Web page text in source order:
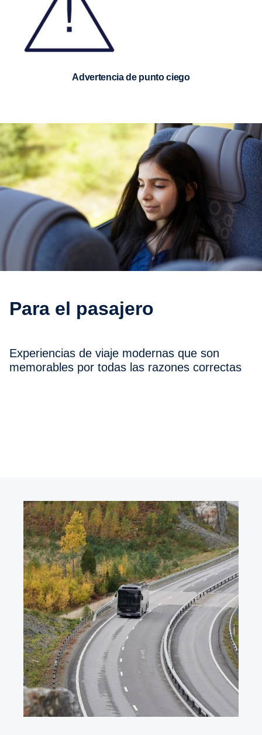
Advertencia de punto ciego
Para el pasajero
Experiencias de viaje modernas que son
memorables por todas las razones correctas